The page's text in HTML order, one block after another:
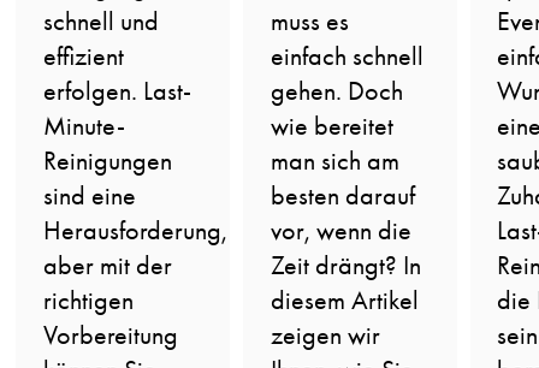
schnell und
effizient
erfolgen. Last-
Minute-
Reinigungen
sind eine
Herausforderung,
aber mit der
richtigen
Vorbereitung
muss es
einfach schnell
gehen. Doch
wie bereitet
man sich am
besten darauf
vor, wenn die
Zeit drängt? In
diesem Artikel
zeigen wir
die